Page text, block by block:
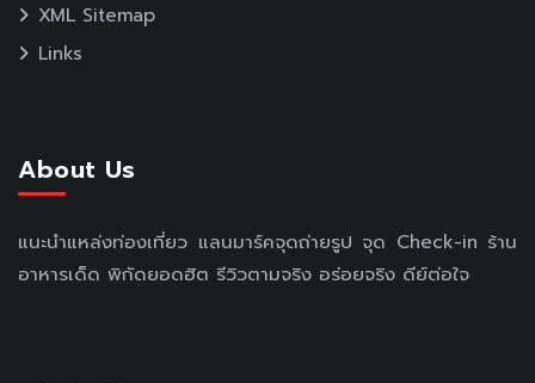
XML Sitemap
Links
About Us
แนะนำแหล่งท่องเที่ยว แลนมาร์คจุดถ่ายรูป จุด Check-in ร้าน
อาหารเด็ด พิกัดยอดฮิต รีวิวตามจริง อร่อยจริง ดีย์ต่อใจ